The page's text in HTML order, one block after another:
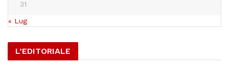
31
« Lug
L’EDITORIALE